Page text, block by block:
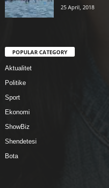
25 April, 2018
POPULAR CATEGORY
Aktualitet
Politike
Sport
Ekonomi
ShowBiz
Shendetesi
Bota